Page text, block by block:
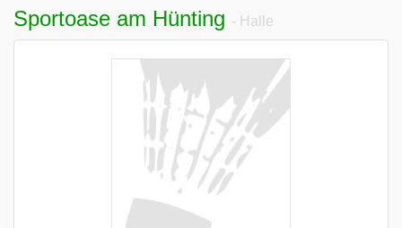
Sportoase am Hünting - Halle